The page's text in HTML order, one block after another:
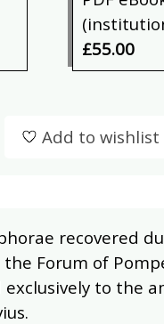
£55.00
Add to wishlist
recovered
Forum of
to the